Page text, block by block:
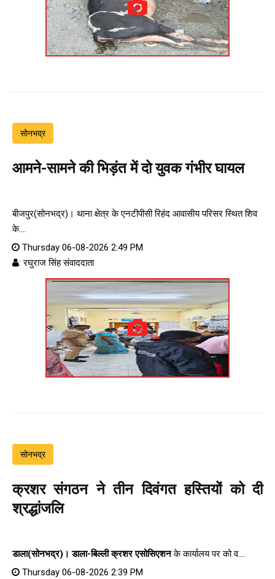
सोनभद्र
आमने-सामने की भिड़ंत में दो युवक गंभीर घायल
बीजपुर(सोनभद्र)। थाना क्षेत्र के एनटीपीसी रिहंद आवासीय परिसर स्थित शिव
के....
Thursday 06-08-2026 2:49 PM
: रघुराज सिंह संवाददाता
सोनभद्र
क्रशर संगठन ने तीन दिवंगत हस्तियों को दी
श्रद्धांजलि
डाला(सोनभद्र)। डाला-बिल्ली क्रशर एसोसिएशनके कार्यालय पर को व....
Thursday 06-08-2026 2:39 PM